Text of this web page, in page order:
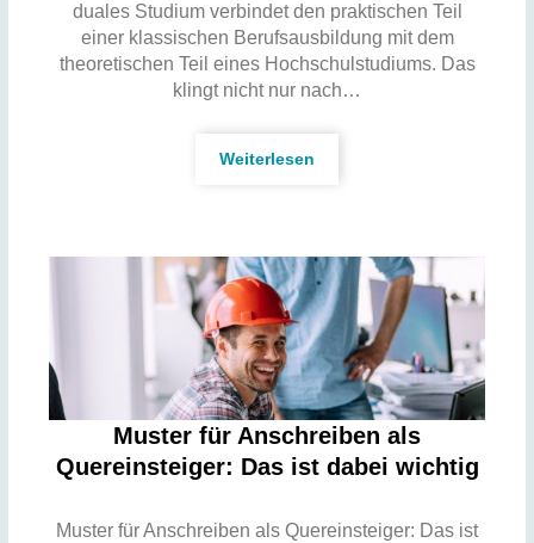
duales Studium verbindet den praktischen Teil
einer klassischen Berufsausbildung mit dem
theoretischen Teil eines Hochschulstudiums. Das
klingt nicht nur nach…
Weiterlesen
Muster für Anschreiben als
Quereinsteiger: Das ist dabei wichtig
Muster für Anschreiben als Quereinsteiger: Das ist